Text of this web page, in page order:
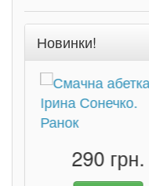
Новинки!
290 грн.